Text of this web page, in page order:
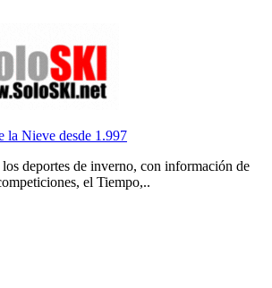
la Nieve desde 1.997
deportes de inverno, con información de
el Tiempo,..